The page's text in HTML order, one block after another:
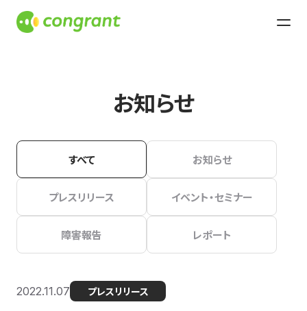
お知らせ
すべて お知らせ
プレスリリース イベント・セミナー
障害報告 レポート
2022.11.07 プレスリリース